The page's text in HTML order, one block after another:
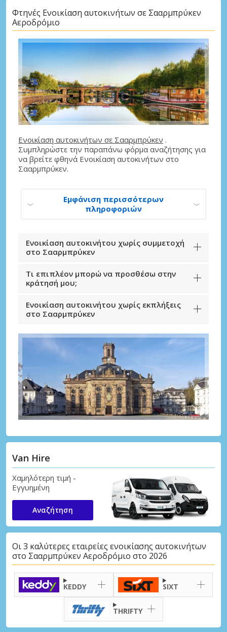
Φτηνές Ενοικίαση αυτοκινήτων σε Σααρμπρύκεν
Αεροδρόμιο
Ενοικίαση αυτοκινήτων σε Σααρμπρύκεν .
Συμπληρώστε την παραπάνω φόρμα αναζήτησης για
να βρείτε φθηνά Ενοικίαση αυτοκινήτων στο
Σααρμπρύκεν.
Εμφάνιση περισσότερων
πληροφοριών
Ενοικίαση αυτοκινήτου χωρίς συμμετοχή
στο Σααρμπρύκεν
Τι επιπλέον μπορώ να προσθέσω στην
κράτησή μου;
Ενοικίαση αυτοκινήτου χωρίς εκπλήξεις
στο Σααρμπρύκεν
Van Hire
Χαμηλότερη τιμή -
Εγγυημένη
Αναζήτηση
Οι 3 καλύτερες εταιρείες ενοικίασης αυτοκινήτων
στο Σααρμπρύκεν Αεροδρόμιο στο 2026
KEDDY SIXT
THRIFTY